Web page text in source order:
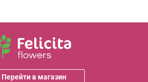
Перейти в магазин